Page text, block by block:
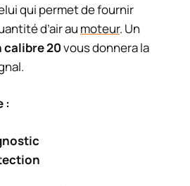
qui permet de fournir
d’air au moteur. Un
calibre 20vous donnera la
: